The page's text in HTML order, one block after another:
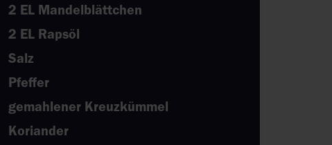
2 EL Mandelblättchen
2 EL Rapsöl
Salz
Pfeffer
gemahlener Kreuzkümmel
Koriander